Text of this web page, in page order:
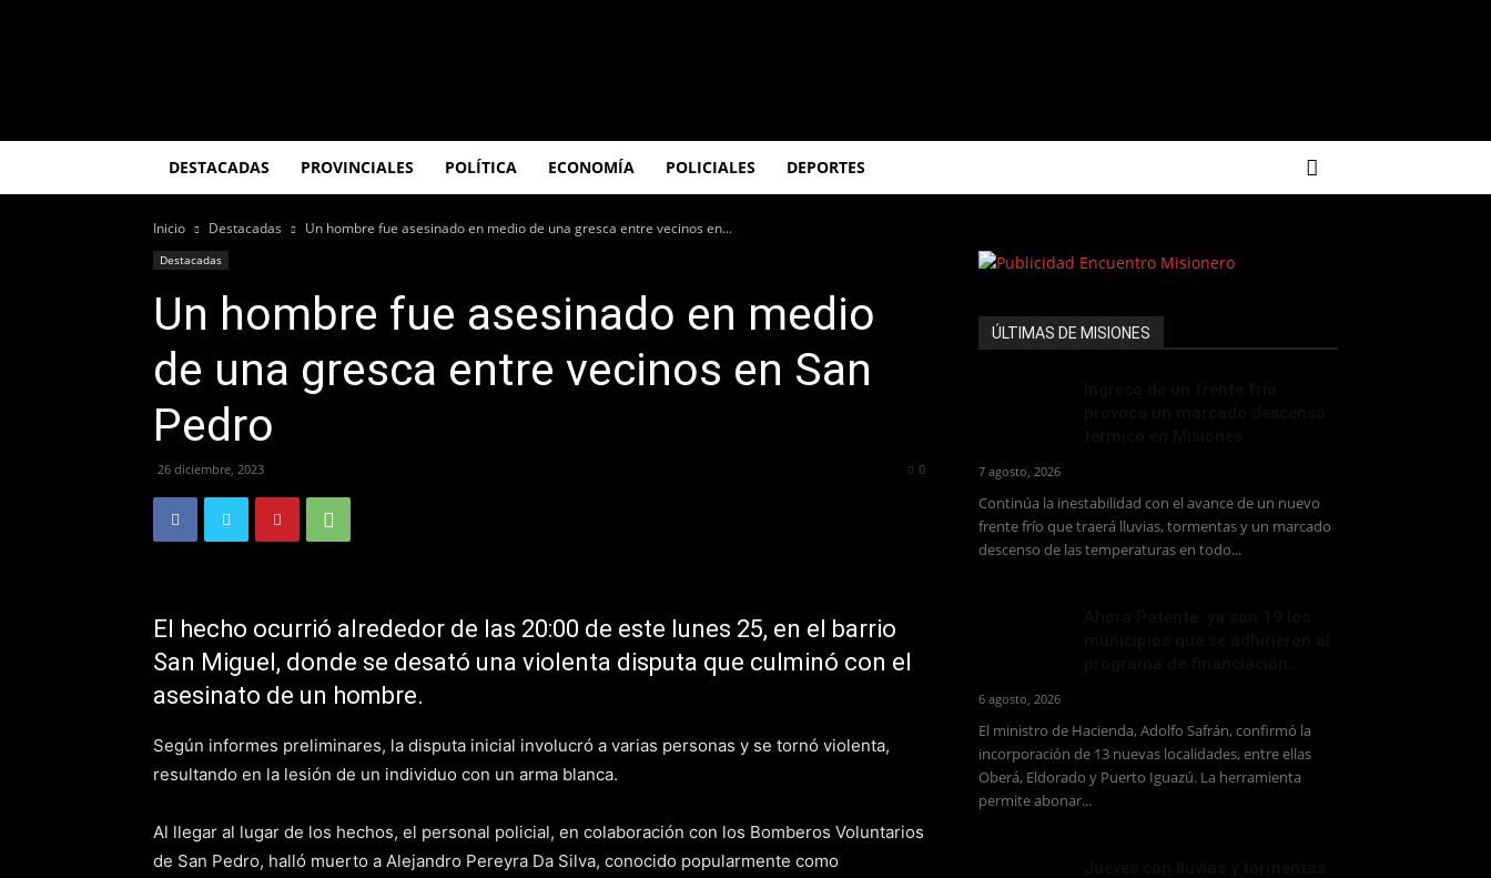
DESTACADAS PROVINCIALES POLÍTICA ECONOMÍA POLICIALES DEPORTES
Inicio Destacadas Un hombre fue asesinado en medio de una gresca entre vecinos en...
Destacadas
Un hombre fue asesinado en medio
de una gresca entre vecinos en San
Pedro
26 diciembre, 2023 0
El hecho ocurrió alrededor de las 20:00 de este lunes 25, en el barrio
San Miguel, donde se desató una violenta disputa que culminó con el
asesinato de un hombre.
Según informes preliminares, la disputa inicial involucró a varias personas y se tornó violenta,
resultando en la lesión de un individuo con un arma blanca.
Al llegar al lugar de los hechos, el personal policial, en colaboración con los Bomberos Voluntarios
de San Pedro, halló muerto a Alejandro Pereyra Da Silva, conocido popularmente como
ÚLTIMAS DE MISIONES
7 agosto, 2026
Continúa la inestabilidad con el avance de un nuevo
frente frío que traerá lluvias, tormentas y un marcado
descenso de las temperaturas en todo...
6 agosto, 2026
El ministro de Hacienda, Adolfo Safrán, confirmó la
incorporación de 13 nuevas localidades, entre ellas
Oberá, Eldorado y Puerto Iguazú. La herramienta
permite abonar...